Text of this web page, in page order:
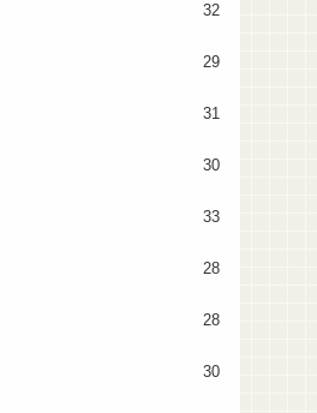
32
29
31
30
33
28
28
30